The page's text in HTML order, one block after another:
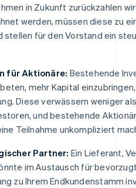
in Zukunft zurückzahlen
werden, müssen diese zu
stellen für den Vorstand ein
für Aktionäre: Bestehende
mehr Kapital
Diese verwässern weniger
und bestehende
Teilnahme unkompliziert
Partner: Ein Lieferant,
im Austausch für
zu Ihrem Endkundenstamm